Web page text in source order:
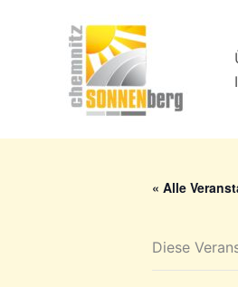
« Alle
Diese